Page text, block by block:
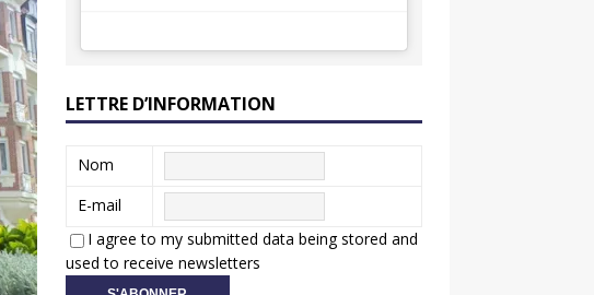
LETTRE D’INFORMATION
Nom
E-mail
I agree to my submitted data being stored and
used to receive newsletters